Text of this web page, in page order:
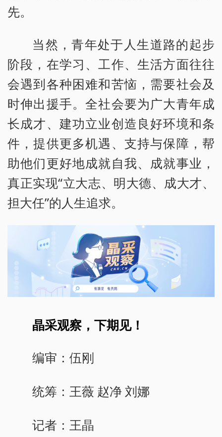
先。
当然，青年处于人生道路的起步
阶段，在学习、工作、生活方面往往
会遇到各种困难和苦恼，需要社会及
时伸出援手。全社会要为广大青年成
长成才、建功立业创造良好环境和条
件，提供更多机遇、支持与保障，帮
助他们更好地成就自我、成就事业，
真正实现“立大志、明大德、成大才、
担大任”的人生追求。
晶采观察，下期见！
编审：伍刚
统筹：王薇 赵净 刘娜
记者：王晶